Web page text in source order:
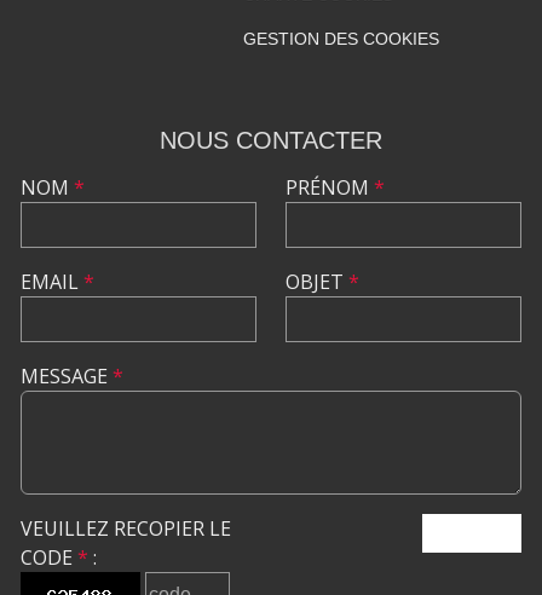
GESTION DES COOKIES
NOUS CONTACTER
NOM *
EMAIL*
PRÉNOM *
OBJET *
MESSAGE *
VEUILLEZ RECOPIER LE
CODE * :